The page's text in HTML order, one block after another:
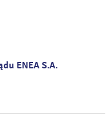
ENEA S.A.